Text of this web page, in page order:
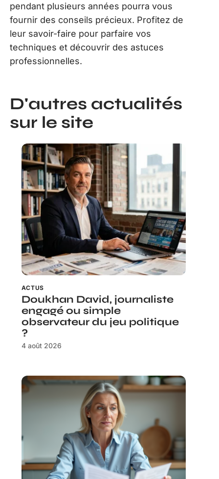
pendant plusieurs années pourra vous
fournir des conseils précieux. Profitez de
leur savoir-faire pour parfaire vos
techniques et découvrir des astuces
professionnelles.
D'autres actualités
sur le site
ACTUS
Doukhan David, journaliste
engagé ou simple
observateur du jeu politique
?
4 août 2026